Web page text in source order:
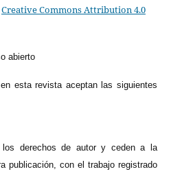
Creative Commons Attribution 4.0
abierto
esta revista aceptan las siguientes
los derechos de autor y ceden a la
publicación, con el trabajo registrado